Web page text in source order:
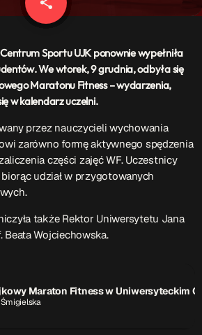
Sportu UJK ponownie wypełniła
We wtorek, 9 grudnia, odbyła się
Maratonu Fitness – wydarzenia,
w kalendarz uczelni.
przez nauczycieli wychowania
zarówno formę aktywnego spędzenia
części zajęć WF. Uczestnicy
udział w przygotowanych
także Rektor Uniwersytetu Jana
Beata Wojciechowska.